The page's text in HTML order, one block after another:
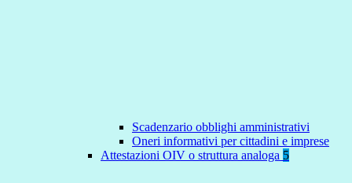
Scadenzario obblighi amministrativi
Oneri informativi per cittadini e imprese
Attestazioni OIV o struttura analoga 5